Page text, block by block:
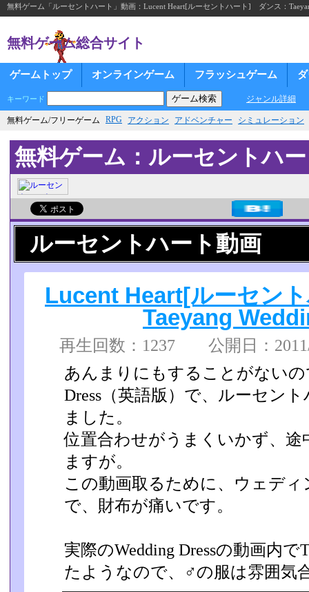
無料ゲーム「ルーセントハート」動画：Lucent Heart[ルーセントハート] ダンス：
無料ゲーム総合サイト
ゲームトップ オンラインゲーム フラッシュゲーム
キーワード ジャンル詳細
無料ゲーム/フリーゲーム RPG アクション アドベンチャー シミュレーション
無料ゲーム：ルーセントハ
ルーセントハート動画
Lucent Heart[ルーセン
Taeyang
再生回数：1237 公開日：
あんまりにもすることがないの
Dress（英語版）で、ルーセン
ました。
位置合わせがうまくいかず、
ますが。
この動画取るために、ウェデ
で、財布が痛いです。
実際のWedding Dressの動画内
たようなので、♂の服は雰囲気